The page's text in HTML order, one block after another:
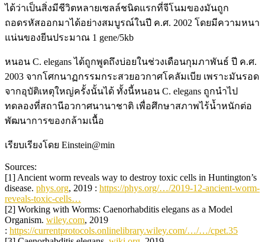
ได้ว่าเป็นสิ่งมีชีวิตหลายเซลล์ชนิดแรกที่จีโนมของมันถูก
ถอดรหัสออกมาได้อย่างสมบูรณ์ในปี ค.ศ. 2002 โดยมีความหนา
แน่นของยีนประมาณ 1 gene/5kb
หนอน C. elegans ได้ถูกพูดถึงบ่อยในช่วงเดือนกุมภาพันธ์ ปี ค.ศ.
2003 จากโศกนาฏกรรมกระสวยอวกาศโคลัมเบีย เพราะมันรอด
จากอุบัติเหตุใหญ่ครั้งนั้นได้ ทั้งนี้หนอน C. elegans ถูกนำไป
ทดลองที่สถานีอวกาศนานาชาติ เพื่อศึกษาสภาพไร้น้ำหนักต่อ
พัฒนาการของกล้ามเนื้อ
เรียบเรียงโดย Einstein@min
Sources:
[1] Ancient worm reveals way to destroy toxic cells in Huntington’s
disease. phys.org, 2019 : https://phys.org/…/2019-12-ancient-worm-
reveals-toxic-cells…
[2] Working with Worms: Caenorhabditis elegans as a Model
Organism. wiley.com, 2019
: https://currentprotocols.onlinelibrary.wiley.com/…/…/cpet.35